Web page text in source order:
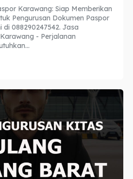
Karawang: Siap Memberikan
Pengurusan Dokumen Paspor
Jasa
- Perjalanan